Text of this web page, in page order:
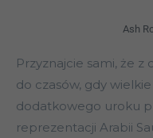
Ash
Przyznajcie sami, że z
do czasów, gdy
dodatkowego uroku
reprezentacji Arabii